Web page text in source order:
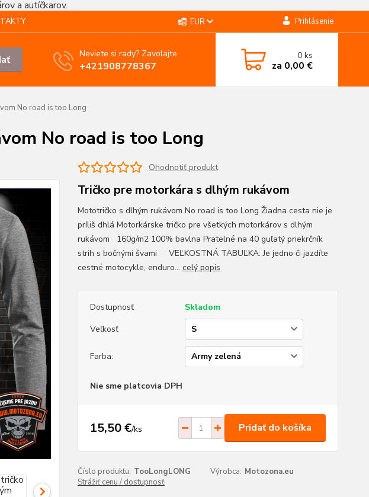
a autíčkarov.
EUR Prihlásenie
Neviete si rady? Zavolajte.
+421908778367
0ks
za 0,00 €
No road is too Long
No road is too Long
Ohodnotiť produkt
Tričko pre motorkára s dlhým rukávom
Mototričko s dlhým rukávom No road is too Long Žiadna cesta nie je
príliš dhlá Motorkárske tričko pre všetkých motorkárov s dlhým
rukávom 160g/m2 100% bavlna Pratelné na 40 guľatý priekrčník
strih s bočnými švami VEĽKOSTNÁ TABUĽKA: Je jedno či jazdíte
cestné motocykle, enduro... celý popis
Dostupnosť
Skladom
Veľkosť
Farba:
Nie sme platcovia DPH
15,50 €/ks Pridať do košíka
Číslo produktu: TooLongLONG Výrobca: Motozona.eu
Strážiť cenu / dostupnosť